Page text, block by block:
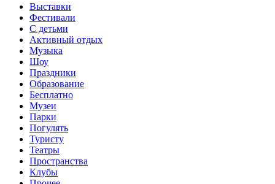
Выставки
Фестивали
С детьми
Активный отдых
Музыка
Шоу
Праздники
Образование
Бесплатно
Музеи
Парки
Погулять
Туристу
Театры
Пространства
Клубы